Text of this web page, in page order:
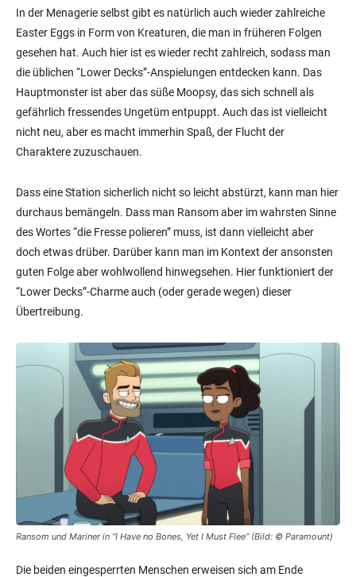
In der Menagerie selbst gibt es natürlich auch wieder zahlreiche
Easter Eggs in Form von Kreaturen, die man in früheren Folgen
gesehen hat. Auch hier ist es wieder recht zahlreich, sodass man
die üblichen “Lower Decks”-Anspielungen entdecken kann. Das
Hauptmonster ist aber das süße Moopsy, das sich schnell als
gefährlich fressendes Ungetüm entpuppt. Auch das ist vielleicht
nicht neu, aber es macht immerhin Spaß, der Flucht der
Charaktere zuzuschauen.
Dass eine Station sicherlich nicht so leicht abstürzt, kann man hier
durchaus bemängeln. Dass man Ransom aber im wahrsten Sinne
des Wortes “die Fresse polieren” muss, ist dann vielleicht aber
doch etwas drüber. Darüber kann man im Kontext der ansonsten
guten Folge aber wohlwollend hinwegsehen. Hier funktioniert der
“Lower Decks”-Charme auch (oder gerade wegen) dieser
Übertreibung.
Ransom und Mariner in “I Have no Bones, Yet I Must Flee” (Bild: © Paramount)
Die beiden eingesperrten Menschen erweisen sich am Ende